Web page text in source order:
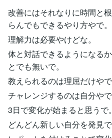
改善にはそれなりに時間と
らんでもできるやり方やで。
理解力は必要やけどな。
体と対話できるようになる
とでも無いで。
教えられるのは理屈だけやで
チャレンジするのは自分やで
3日で変化が始まると思うで。
どんどん新しい自分を発見